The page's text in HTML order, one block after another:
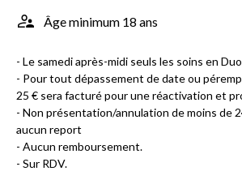
Âge minimum 18 ans
- Le samedi après-midi seuls les soins en
- Pour tout dépassement de date ou
25 € sera facturé pour une réactivation et
- Non présentation/annulation de moins de
aucun report
- Aucun remboursement.
- Sur RDV.